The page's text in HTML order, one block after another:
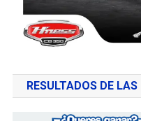
RESULTADOS DE